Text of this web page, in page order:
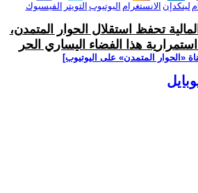
الفيسبوك التويتر اليوتيوب الانستغرام لينكدإن
تحفظ استقلال الحوار المتمدن،
هذا الفضاء اليساري الحر
‫«الحوار المتمدن» على اليوتيوب]